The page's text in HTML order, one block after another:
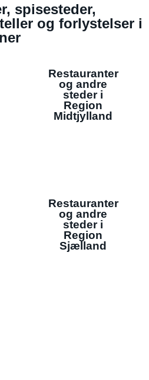
spisesteder,
og forlystelser i
Restauranter
og andre
steder i
Region
Midtjylland
Restauranter
og andre
steder i
Region
Sjælland